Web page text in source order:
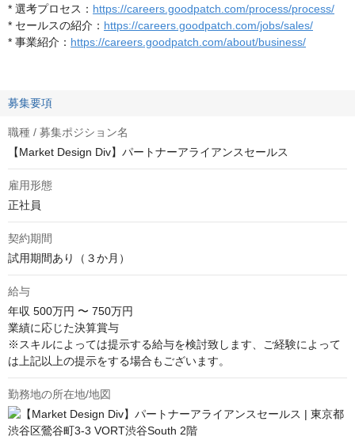
* 選考プロセス： https://careers.goodpatch.com/process/process/
* セールスの紹介： https://careers.goodpatch.com/jobs/sales/
* 事業紹介： https://careers.goodpatch.com/about/business/
募集要項
職種 / 募集ポジション名
【Market Design Div】パートナーアライアンスセールス
雇用形態
正社員
契約期間
試用期間あり（３か月）
給与
年収 500万円 〜 750万円
業績に応じた決算賞与
※スキルによっては提示する給与を検討致します、ご経験によって
は上記以上の提示をする場合もございます。
勤務地の所在地/地図